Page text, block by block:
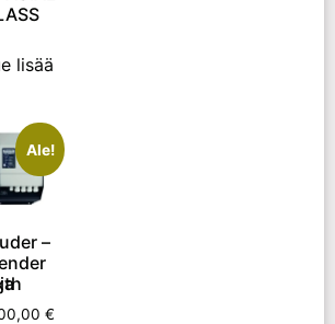
lisää
Ale!
–
€